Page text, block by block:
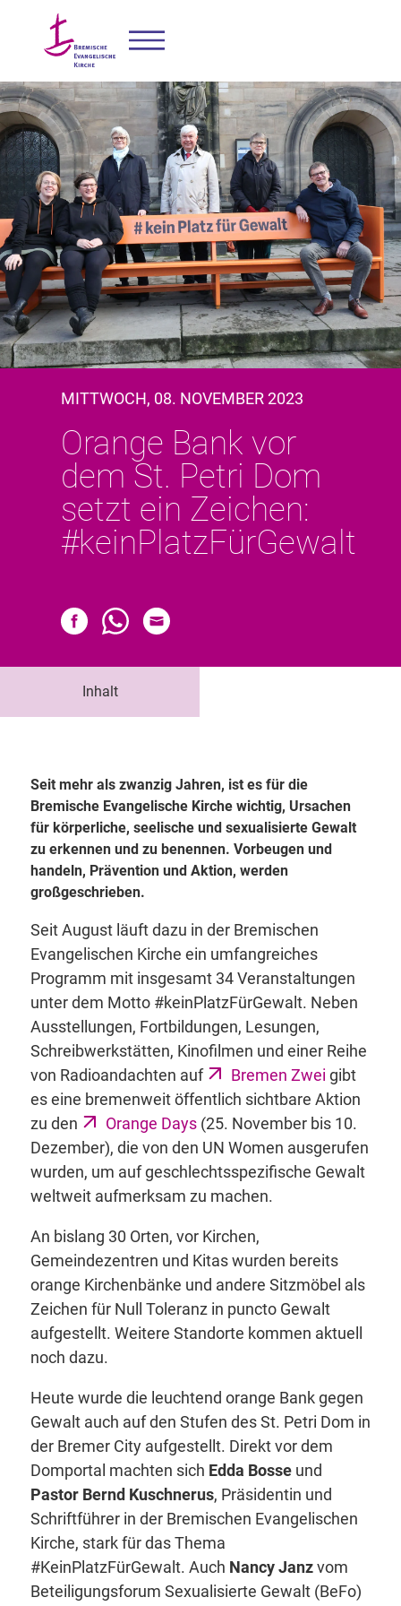
MITTWOCH, 08. NOVEMBER 2023
Orange Bank vor
dem St. Petri Dom
setzt ein Zeichen:
#keinPlatzFürGewalt
Inhalt
Seit mehr als zwanzig Jahren, ist es für die
Bremische Evangelische Kirche wichtig, Ursachen
für körperliche, seelische und sexualisierte Gewalt
zu erkennen und zu benennen. Vorbeugen und
handeln, Prävention und Aktion, werden
großgeschrieben.
Seit August läuft dazu in der Bremischen
Evangelischen Kirche ein umfangreiches
Programm mit insgesamt 34 Veranstaltungen
unter dem Motto #keinPlatzFürGewalt. Neben
Ausstellungen, Fortbildungen, Lesungen,
Schreibwerkstätten, Kinofilmen und einer Reihe
von Radioandachten auf
Bremen Zwei gibt
es eine bremenweit öffentlich sichtbare Aktion
zu den
Orange Days(25. November bis 10.
Dezember), die von den UN Women ausgerufen
wurden, um auf geschlechtsspezifische Gewalt
weltweit aufmerksam zu machen.
An bislang 30 Orten, vor Kirchen,
Gemeindezentren und Kitas wurden bereits
orange Kirchenbänke und andere Sitzmöbel als
Zeichen für Null Toleranz in puncto Gewalt
aufgestellt. Weitere Standorte kommen aktuell
noch dazu.
Heute wurde die leuchtend orange Bank gegen
Gewalt auch auf den Stufen des St. Petri Dom in
der Bremer City aufgestellt. Direkt vor dem
Domportal machten sich Edda Bosseund
Pastor Bernd Kuschnerus, Präsidentin und
Schriftführer in der Bremischen Evangelischen
Kirche, stark für das Thema
#KeinPlatzFürGewalt. Auch Nancy Janzvom
Beteiligungsforum Sexualisierte Gewalt (BeFo)